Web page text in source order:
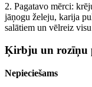
2. Pagatavo mērci:
jāņogu želeju, karija
salātiem un vēlreiz
Ķirbju un rozīņu
Nepieciešams